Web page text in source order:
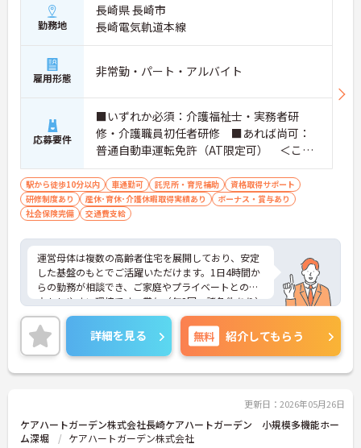
勤務地
長崎県 長崎市
長崎電気軌道本線
雇用形態 非常勤・パート・アルバイト
応募要件
■いずれか必須：介護福祉士・実務者研
修・介護職員初任者研修 ■あれば尚可：
普通自動車運転免許（AT限定可） ＜こん
な方におすすめ＞ワークライフバランスを
大切にしたいとお考えの方、入居者様それ
ぞれに合わせた、温かいケアを提供したい
方、これまでの介護分野でのご経験を有効
駅から徒歩10分以内 車通勤可 託児所・育児補助
資格取得サポート
研修制度あり
産休･育休･介護休暇取得実績あり
ボーナス・賞与あり
社会保険完備
交通費支給
運営母体は複数の高齢者住宅を展開しており、安定
した基盤のもとでご活躍いただけます。1日4時間か
らの勤務が相談でき、ご家庭やプライベートとの両
立もしやすい環境です。賞与（年2回、諸条件あり）
や昇給の実績もあり、あなたの頑張りがしっかりと
評価されます。無料の社員給食（1日1食）や、育休
からの復職をサポートする育児給付金+（プラス）
制度（最大10万円）、資格取得支援制度（最大10万
円補助）など、福利厚生も充実しています。社内研
を目指したい方にも最適です。ご興味のある方に
は、面接対策ポイントなど、さらに詳細をお話しし
ますのでお気軽にご相談ください！
詳細を見る 無料 紹介してもらう
更新日：2026年05月26日
ケアハートガーデン株式会社長崎ケアハートガーデン 小規模多機能ホー
ム深堀
ケアハートガーデン株式会社